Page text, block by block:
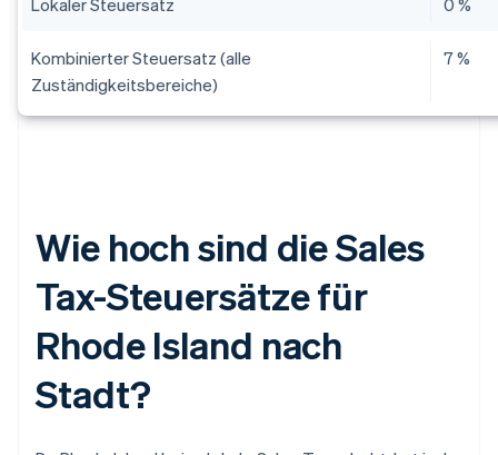
Lokaler Steuersatz 0 %
Kombinierter Steuersatz (alle
Zuständigkeitsbereiche)
7 %
Wie hoch sind die Sales
Tax-Steuersätze für
Rhode Island nach
Stadt?